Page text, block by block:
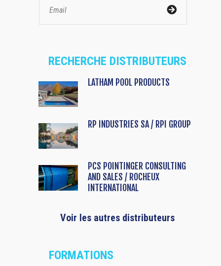
RECHERCHE DISTRIBUTEURS
LATHAM POOL PRODUCTS
RP INDUSTRIES SA / RPI GROUP
PCS POINTINGER CONSULTING
AND SALES / ROCHEUX
INTERNATIONAL
Voir les autres distributeurs
FORMATIONS